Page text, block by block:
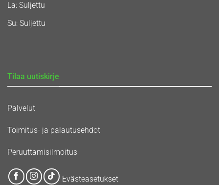
La: Suljettu
Su: Suljettu
Tilaa uutiskirje
Palvelut
Toimitus- ja palautusehdot
Peruuttamisilmoitus
Evästeasetukset